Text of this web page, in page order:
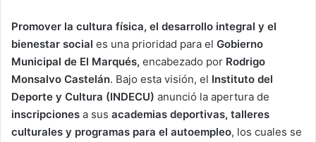
Promover la cultura física, el desarrollo integral y el
bienestar social es una prioridad para el Gobierno
Municipal de El Marqués, encabezado por Rodrigo
Monsalvo Castelán. Bajo esta visión, el Instituto del
Deporte y Cultura (INDECU) anunció la apertura de
inscripciones a sus academias deportivas, talleres
culturales y programas para el autoempleo, los cuales se